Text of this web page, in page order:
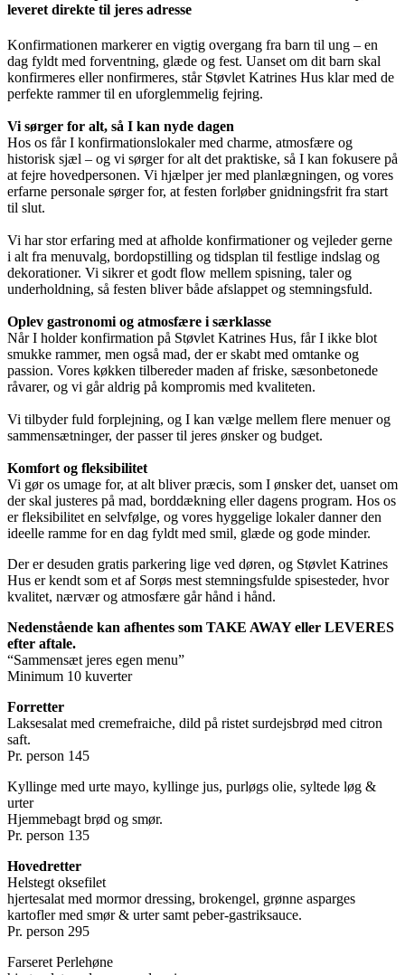
leveret direkte til jeres adresse
Konfirmationen markerer en vigtig overgang fra barn til ung – en
dag fyldt med forventning, glæde og fest. Uanset om dit barn skal
konfirmeres eller nonfirmeres, står Støvlet Katrines Hus klar med de
perfekte rammer til en uforglemmelig fejring.
Vi sørger for alt, så I kan nyde dagen
Hos os får I konfirmationslokaler med charme, atmosfære og
historisk sjæl – og vi sørger for alt det praktiske, så I kan fokusere på
at fejre hovedpersonen. Vi hjælper jer med planlægningen, og vores
erfarne personale sørger for, at festen forløber gnidningsfrit fra start
til slut.
Vi har stor erfaring med at afholde konfirmationer og vejleder gerne
i alt fra menuvalg, bordopstilling og tidsplan til festlige indslag og
dekorationer. Vi sikrer et godt flow mellem spisning, taler og
underholdning, så festen bliver både afslappet og stemningsfuld.
Oplev gastronomi og atmosfære i særklasse
Når I holder konfirmation på Støvlet Katrines Hus, får I ikke blot
smukke rammer, men også mad, der er skabt med omtanke og
passion. Vores køkken tilbereder maden af friske, sæsonbetonede
råvarer, og vi går aldrig på kompromis med kvaliteten.
Vi tilbyder fuld forplejning, og I kan vælge mellem flere menuer og
sammensætninger, der passer til jeres ønsker og budget.
Komfort og fleksibilitet
Vi gør os umage for, at alt bliver præcis, som I ønsker det, uanset om
der skal justeres på mad, borddækning eller dagens program. Hos os
er fleksibilitet en selvfølge, og vores hyggelige lokaler danner den
ideelle ramme for en dag fyldt med smil, glæde og gode minder.
Der er desuden gratis parkering lige ved døren, og Støvlet Katrines
Hus er kendt som et af Sorøs mest stemningsfulde spisesteder, hvor
kvalitet, nærvær og atmosfære går hånd i hånd.
Nedenstående kan afhentes som TAKE AWAY eller LEVERES
efter aftale.
“Sammensæt jeres egen menu”
Minimum 10 kuverter
Forretter
Laksesalat med cremefraiche, dild på ristet surdejsbrød med citron
saft.
Pr. person 145
Kyllinge med urte mayo, kyllinge jus, purløgs olie, syltede løg &
urter
Hjemmebagt brød og smør.
Pr. person 135
Hovedretter
Helstegt oksefilet
hjertesalat med mormor dressing, brokengel, grønne asparges
kartofler med smør & urter samt peber-gastriksauce.
Pr. person 295
Farseret Perlehøne